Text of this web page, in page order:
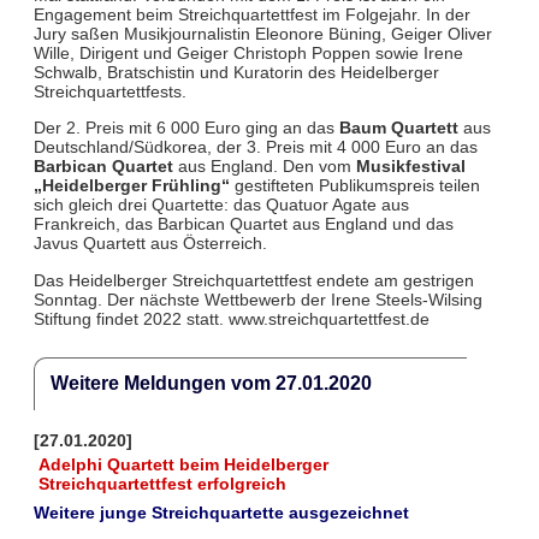
Engagement beim Streichquartettfest im Folgejahr. In der
Jury saßen Musikjournalistin Eleonore Büning, Geiger Oliver
Wille, Dirigent und Geiger Christoph Poppen sowie Irene
Schwalb, Bratschistin und Kuratorin des Heidelberger
Streichquartettfests.
Der 2. Preis mit 6 000 Euro ging an dasBaum Quartettaus
Deutschland/Südkorea, der 3. Preis mit 4 000 Euro an das
Barbican Quartet aus England. Den vom Musikfestival
„Heidelberger Frühling“ gestifteten Publikumspreis teilen
sich gleich drei Quartette: das Quatuor Agate aus
Frankreich, das Barbican Quartet aus England und das
Javus Quartett aus Österreich.
Das Heidelberger Streichquartettfest endete am gestrigen
Sonntag. Der nächste Wettbewerb der Irene Steels-Wilsing
Stiftung findet 2022 statt. www.streichquartettfest.de
Weitere Meldungen vom 27.01.2020
[27.01.2020]
Adelphi Quartett beim Heidelberger
Streichquartettfest erfolgreich
Weitere junge Streichquartette ausgezeichnet